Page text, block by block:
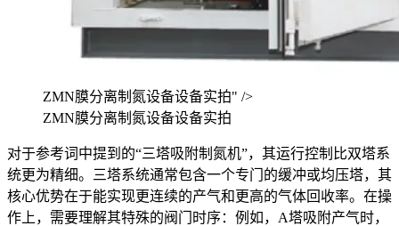
ZMN膜分离制氮设备设备实拍" />
ZMN膜分离制氮设备设备实拍
对于参考词中提到的“三塔吸附制氮机”，其运行控制比双塔系
统更为精细。三塔系统通常包含一个专门的缓冲或均压塔，其
核心优势在于能实现更连续的产气和更高的气体回收率。在操
作上，需要理解其特殊的阀门时序：例如，A塔吸附产气时，